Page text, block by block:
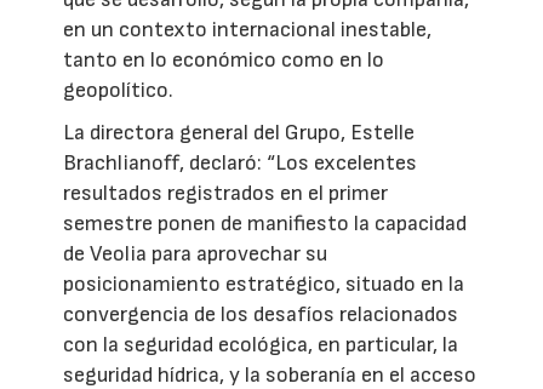
en un contexto internacional inestable,
tanto en lo económico como en lo
geopolítico.
La directora general del Grupo, Estelle
Brachlianoff, declaró: “Los excelentes
resultados registrados en el primer
semestre ponen de manifiesto la capacidad
de Veolia para aprovechar su
posicionamiento estratégico, situado en la
convergencia de los desafíos relacionados
con la seguridad ecológica, en particular, la
seguridad hídrica, y la soberanía en el acceso